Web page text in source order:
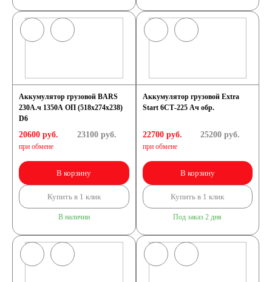
Аккумулятор грузовой BARS
230А.ч 1350А ОП (518x274x238)
D6
20600 руб.
при обмене
23100руб.
В корзину
Купить в 1 клик
В наличии
Аккумулятор грузовой Extra
Start 6СТ-225 Ач обр.
22700 руб.
при обмене
25200 руб.
В корзину
Купить в 1 клик
Под заказ 2 дня